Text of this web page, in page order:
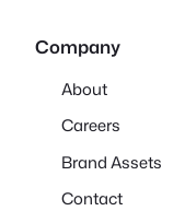
Company
About
Careers
Brand Assets
Contact